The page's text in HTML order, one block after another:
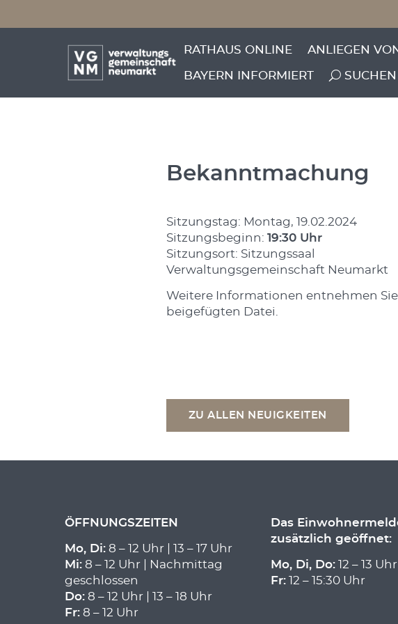
RATHAUS ONLINE
ANLIEGEN
BAYERN INFORMIERT SUCHEN
95. Sitzung der
Bekanntmachung
Sitzungstag: Montag, 19.02.2024
Sitzungsbeginn: 19:30 Uhr
Sitzungsort: Sitzungssaal
Verwaltungsgemeinschaft Neumarkt
Weitere Informationen entnehmen
beigefügten Datei.
ZU ALLEN NEUIGKEITEN
ÖFFNUNGSZEITEN
Mo, Di: 8 – 12 Uhr | 13 – 17 Uhr
Mi: 8 – 12 Uhr | Nachmittag
geschlossen
Do: 8 – 12 Uhr | 13 – 18 Uhr
Fr: 8 – 12 Uhr
Das
zusätzlich geöffnet:
Mo, Di, Do:12 – 13 Uhr
Fr:12 – 15:30 Uhr